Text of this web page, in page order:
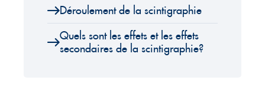
Déroulement de la scintigraphie
Quels sont les effets et les effets
secondaires de la scintigraphie?